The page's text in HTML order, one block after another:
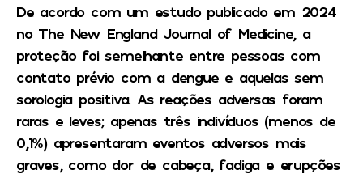
De acordo com um estudo publicado em 2024
no The New England Journal of Medicine, a
proteção foi semelhante entre pessoas com
contato prévio com a dengue e aquelas sem
sorologia positiva. As reações adversas foram
raras e leves; apenas três indivíduos (menos de
0,1%) apresentaram eventos adversos mais
graves, como dor de cabeça, fadiga e erupções